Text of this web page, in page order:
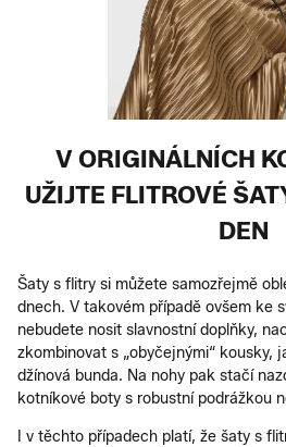
V ORIGINÁLNÍCH
UŽIJTE FLITROVÉ
DEN
Šaty s flitry si můžete samozřejmě
dnech. V takovém případě ovšem ke
nebudete nosit slavnostní doplňky,
zkombinovat s „obyčejnými“ kousky,
džínová bunda. Na nohy pak stačí
kotníkové boty s robustní podrážkou
I v těchto případech platí, že šaty s